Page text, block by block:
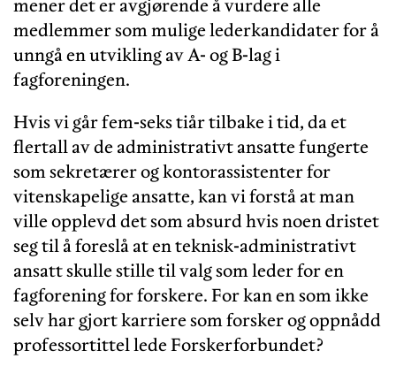
mener det er avgjørende å vurdere alle
medlemmer som mulige lederkandidater for å
unngå en utvikling av A- og B-lag i
fagforeningen.
Hvis vi går fem-seks tiår tilbake i tid, da et
flertall av de administrativt ansatte fungerte
som sekretærer og kontorassistenter for
vitenskapelige ansatte, kan vi forstå at man
ville opplevd det som absurd hvis noen dristet
seg til å foreslå at en teknisk-administrativt
ansatt skulle stille til valg som leder for en
fagforening for forskere. For kan en som ikke
selv har gjort karriere som forsker og oppnådd
professortittel lede Forskerforbundet?